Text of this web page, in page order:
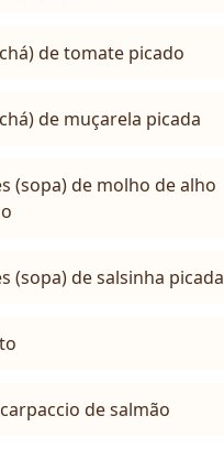
de tomate picado
de muçarela picada
(sopa) de molho de alho
(sopa) de salsinha picada
de salmão